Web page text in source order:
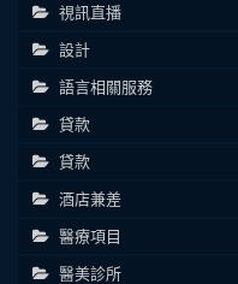
視訊直播
設計
語言相關服務
貸款
貸款
酒店兼差
醫療項目
醫美診所